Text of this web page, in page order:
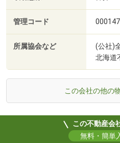
管理コード
所属協会など
(公社)
北海道
この会社の他の
この不動産会
無料・簡単